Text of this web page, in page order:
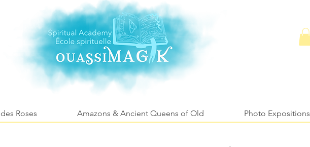
Roses Amazons & Ancient Queens of Old Photo Expositions